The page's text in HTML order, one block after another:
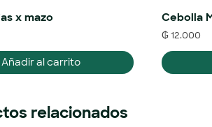
x mazo
Añadir al carrito
Cebolla
₲12.000
relacionados